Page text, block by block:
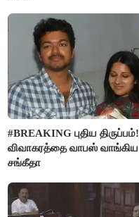
#BREAKING புதிய திருப்பம்!
விவாகரத்தை வாபஸ் வாங்கிய
சங்கீதா